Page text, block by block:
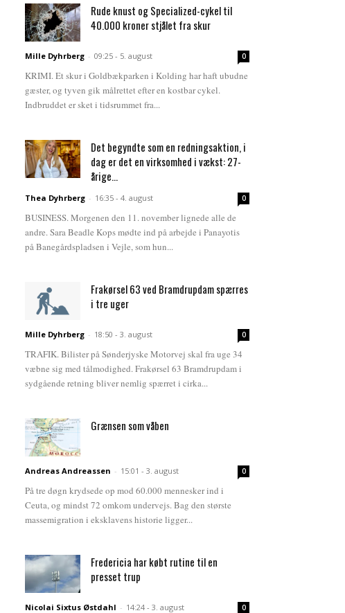
Rude knust og Specialized-cykel til
40.000 kroner stjålet fra skur
Mille Dyhrberg - 09:25 - 5. august 0
KRIMI. Et skur i Goldbækparken i Kolding har haft ubudne
gæster, og tyven gik målrettet efter en kostbar cykel.
Indbruddet er sket i tidsrummet fra...
Det begyndte som en redningsaktion, i
dag er det en virksomhed i vækst: 27-
årige...
Thea Dyhrberg - 16:35 - 4. august 0
BUSINESS. Morgenen den 11. november lignede alle de
andre. Sara Beadle Kops mødte ind på arbejde i Panayotis
på Banegårdspladsen i Vejle, som hun...
Frakørsel 63 ved Bramdrupdam spærres
i tre uger
Mille Dyhrberg - 18:50 - 3. august 0
TRAFIK. Bilister på Sønderjyske Motorvej skal fra uge 34
væbne sig med tålmodighed. Frakørsel 63 Bramdrupdam i
sydgående retning bliver nemlig spærret i cirka...
Grænsen som våben
Andreas Andreassen - 15:01 - 3. august 0
På tre døgn krydsede op mod 60.000 mennesker ind i
Ceuta, og mindst 72 omkom undervejs. Bag den største
massemigration i eksklavens historie ligger...
Fredericia har købt rutine til en
presset trup
Nicolai Sixtus Østdahl - 14:24 - 3. august 0